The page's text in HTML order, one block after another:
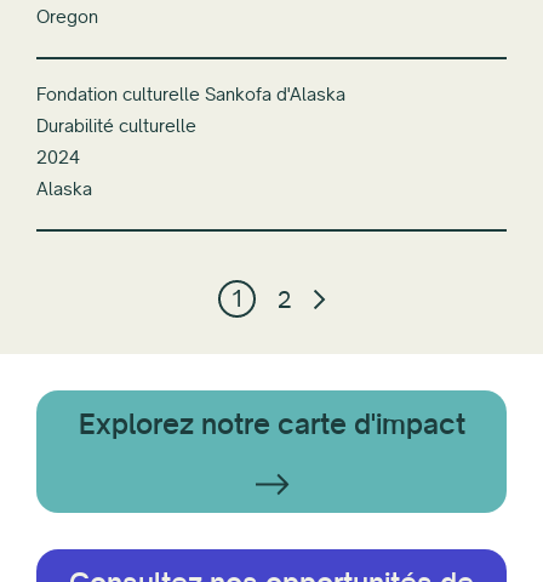
Oregon
Fondation culturelle Sankofa d'Alaska
Durabilité culturelle
2024
Alaska
1 2
Explorez notre carte d'impact